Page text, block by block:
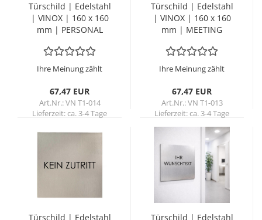
Tür­schild | Edel­stahl
| VINOX | 160 x 160
mm | PER­SO­NAL
Ihre Meinung zählt
67,47 EUR
Art.Nr.: VN T1-014
Lieferzeit:ca. 3-4 Tage
Tür­schild | Edel­stahl
| VINOX | 160 x 160
mm | MEE­TING
Ihre Meinung zählt
67,47 EUR
Art.Nr.: VN T1-013
Lieferzeit:ca. 3-4 Tage
Tür­schild | Edel­stahl
Tür­schild | Edel­stahl